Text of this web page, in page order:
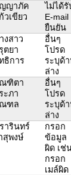
ญาภัค
วเขียว
ไม่ได้รั
E-mail
ยืนยัน
งสาว
ตยา
ธิการ
อื่นๆ
โปรด
ระบุด้
ล่าง
ฑิตา
ะภา
ฑล
อื่นๆ
โปรด
ระบุด้
ล่าง
ารินทร์
สุพงษ์
กรอก
ข้อมูล
ผิด เช่
กรอก
เมล์ผิด